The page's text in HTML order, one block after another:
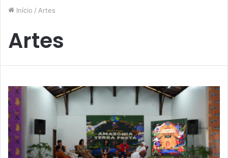
Início / Artes
Artes